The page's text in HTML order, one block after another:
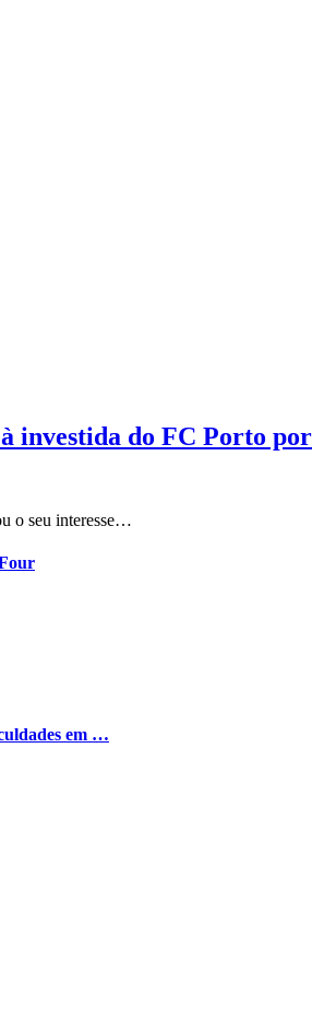
investida do FC Porto
o seu interesse…
em …